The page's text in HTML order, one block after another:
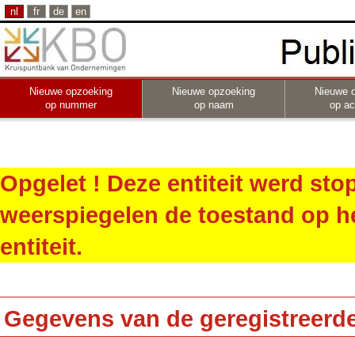
nl fr de en
Nieuwe opzoeking
op nummer
Nieuwe opzoeking
op naam
Nieuwe
op
Opgelet ! Deze entiteit werd
weerspiegelen de toestand op
entiteit.
Gegevens van de